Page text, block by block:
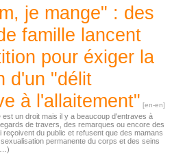
je mange" : des
famille lancent
pour éxiger la
d'un "délit
à l'allaitement"
est un droit mais il y a beaucoup d'entraves à
de travers, des remarques ou encore des
reçoivent du public et refusent que des mamans
permanente du corps et des seins